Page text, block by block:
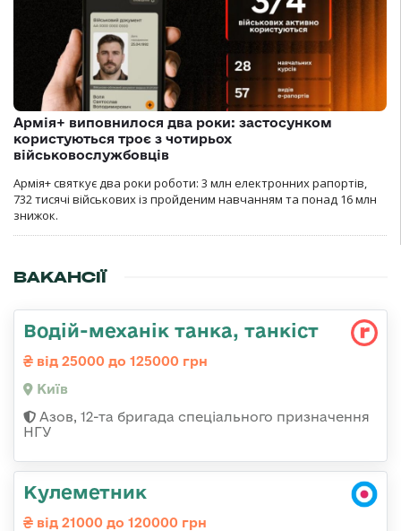
Армія+ виповнилося два роки: застосунком
користуються троє з чотирьох
військовослужбовців
Армія+ святкує два роки роботи: 3 млн електронних рапортів,
732 тисячі військових із пройденим навчанням та понад 16 млн
знижок.
ВАКАНСІЇ
Водій-механік танка, танкіст
від 25000 до 125000 грн
Київ
Азов, 12-та бригада спеціального призначення
НГУ
Кулеметник
від 21000 до 120000 грн